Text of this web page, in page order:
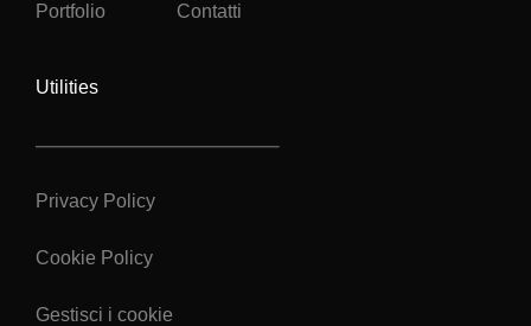
Portfolio Contatti
Utilities
Privacy Policy
Cookie Policy
Gestisci i cookie